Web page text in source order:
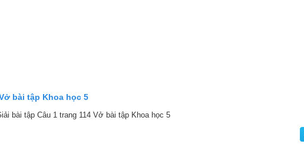
bài tập Khoa học 5
bài tập Câu 1 trang 114 Vở bài tập Khoa học 5